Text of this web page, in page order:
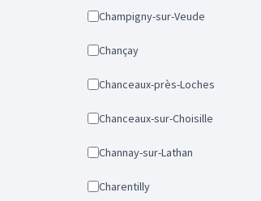
Champigny-sur-Veude
Chançay
Chanceaux-près-Loches
Chanceaux-sur-Choisille
Channay-sur-Lathan
Charentilly